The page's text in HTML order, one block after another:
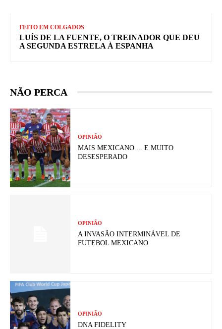
FEITO EM COLGADOS
LUÍS DE LA FUENTE, O TREINADOR QUE DEU
A SEGUNDA ESTRELA À ESPANHA
NÃO PERCA
OPINIÃO
MAIS MEXICANO ... E MUITO
DESESPERADO
OPINIÃO
A INVASÃO INTERMINÁVEL DE
FUTEBOL MEXICANO
OPINIÃO
DNA FIDELITY